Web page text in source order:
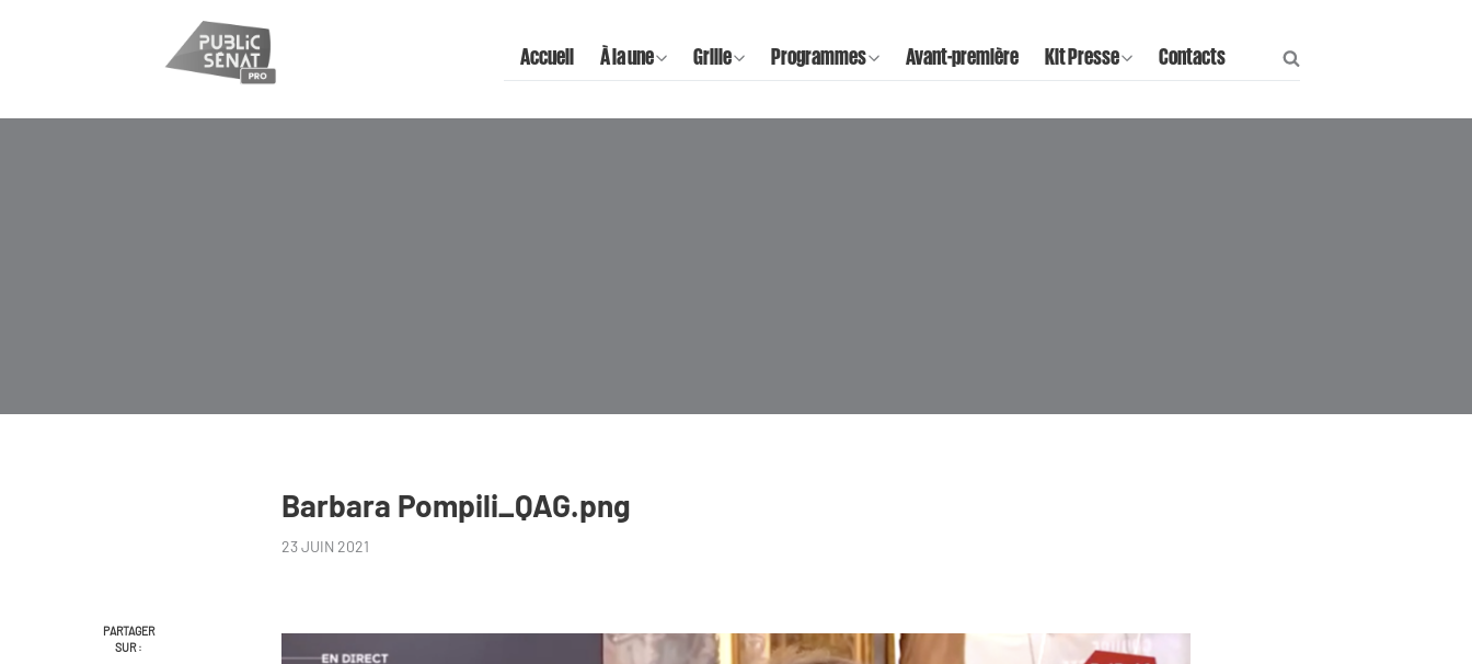
Accueil À la une Grille Programmes Avant-première Kit Presse Contacts
Barbara Pompili_QAG.png
23 JUIN 2021
PARTAGER
SUR :